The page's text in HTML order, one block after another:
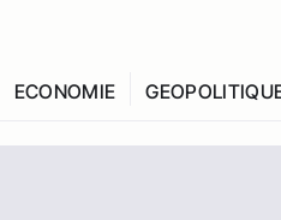
ECONOMIE